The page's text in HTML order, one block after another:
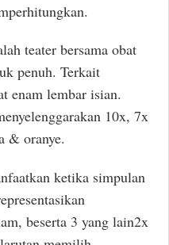
teater bersama obat
penuh. Terkait
enam lembar isian.
10x, 7x
& oranye.
ketika simpulan
beserta 3 yang lain2x